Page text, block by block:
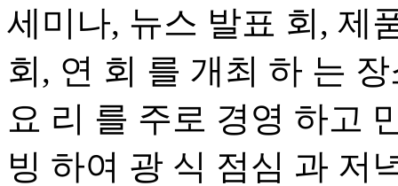
세미나, 뉴스 발표 회, 제
회, 연 회 를 개최 하 는
요 리 를 주로 경영 하고
빙 하여 광 식 점심 과 저